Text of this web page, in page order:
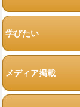
学びたい
メディア掲載